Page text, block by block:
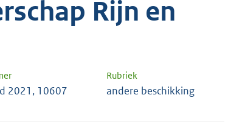
Rijn en
Rubriek
2021, 10607 andere beschikking